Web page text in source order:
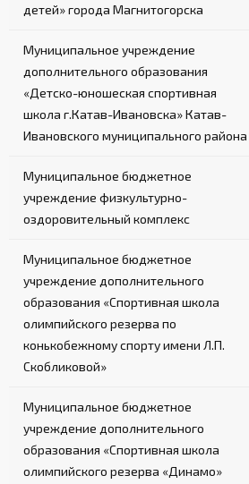
детей» города Магнитогорска
Муниципальное учреждение
дополнительного образования
«Детско-юношеская спортивная
школа г.Катав-Ивановска» Катав-
Ивановского муниципального района
Муниципальное бюджетное
учреждение физкультурно-
оздоровительный комплекс
Муниципальное бюджетное
учреждение дополнительного
образования «Спортивная школа
олимпийского резерва по
конькобежному спорту имени Л.П.
Скобликовой»
Муниципальное бюджетное
учреждение дополнительного
образования «Спортивная школа
олимпийского резерва «Динамо»